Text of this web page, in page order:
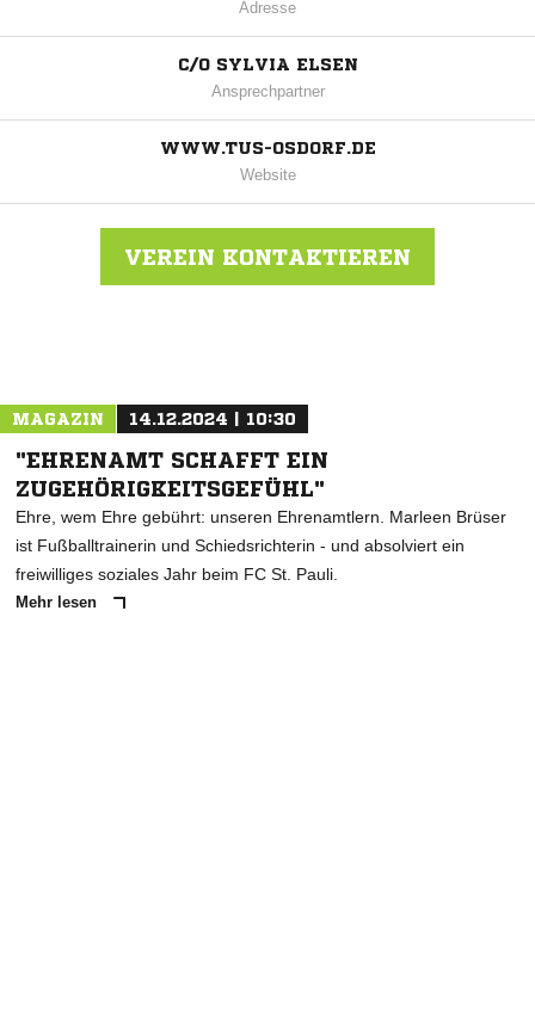
Adresse
C/O SYLVIA ELSEN
Ansprechpartner
WWW.TUS-OSDORF.DE
Website
VEREIN KONTAKTIEREN
MAGAZIN 14.12.2024 | 10:30
"EHRENAMT SCHAFFT EIN
ZUGEHÖRIGKEITSGEFÜHL"
Ehre, wem Ehre gebührt: unseren Ehrenamtlern. Marleen Brüser
ist Fußballtrainerin und Schiedsrichterin - und absolviert ein
freiwilliges soziales Jahr beim FC St. Pauli.
Mehr lesen